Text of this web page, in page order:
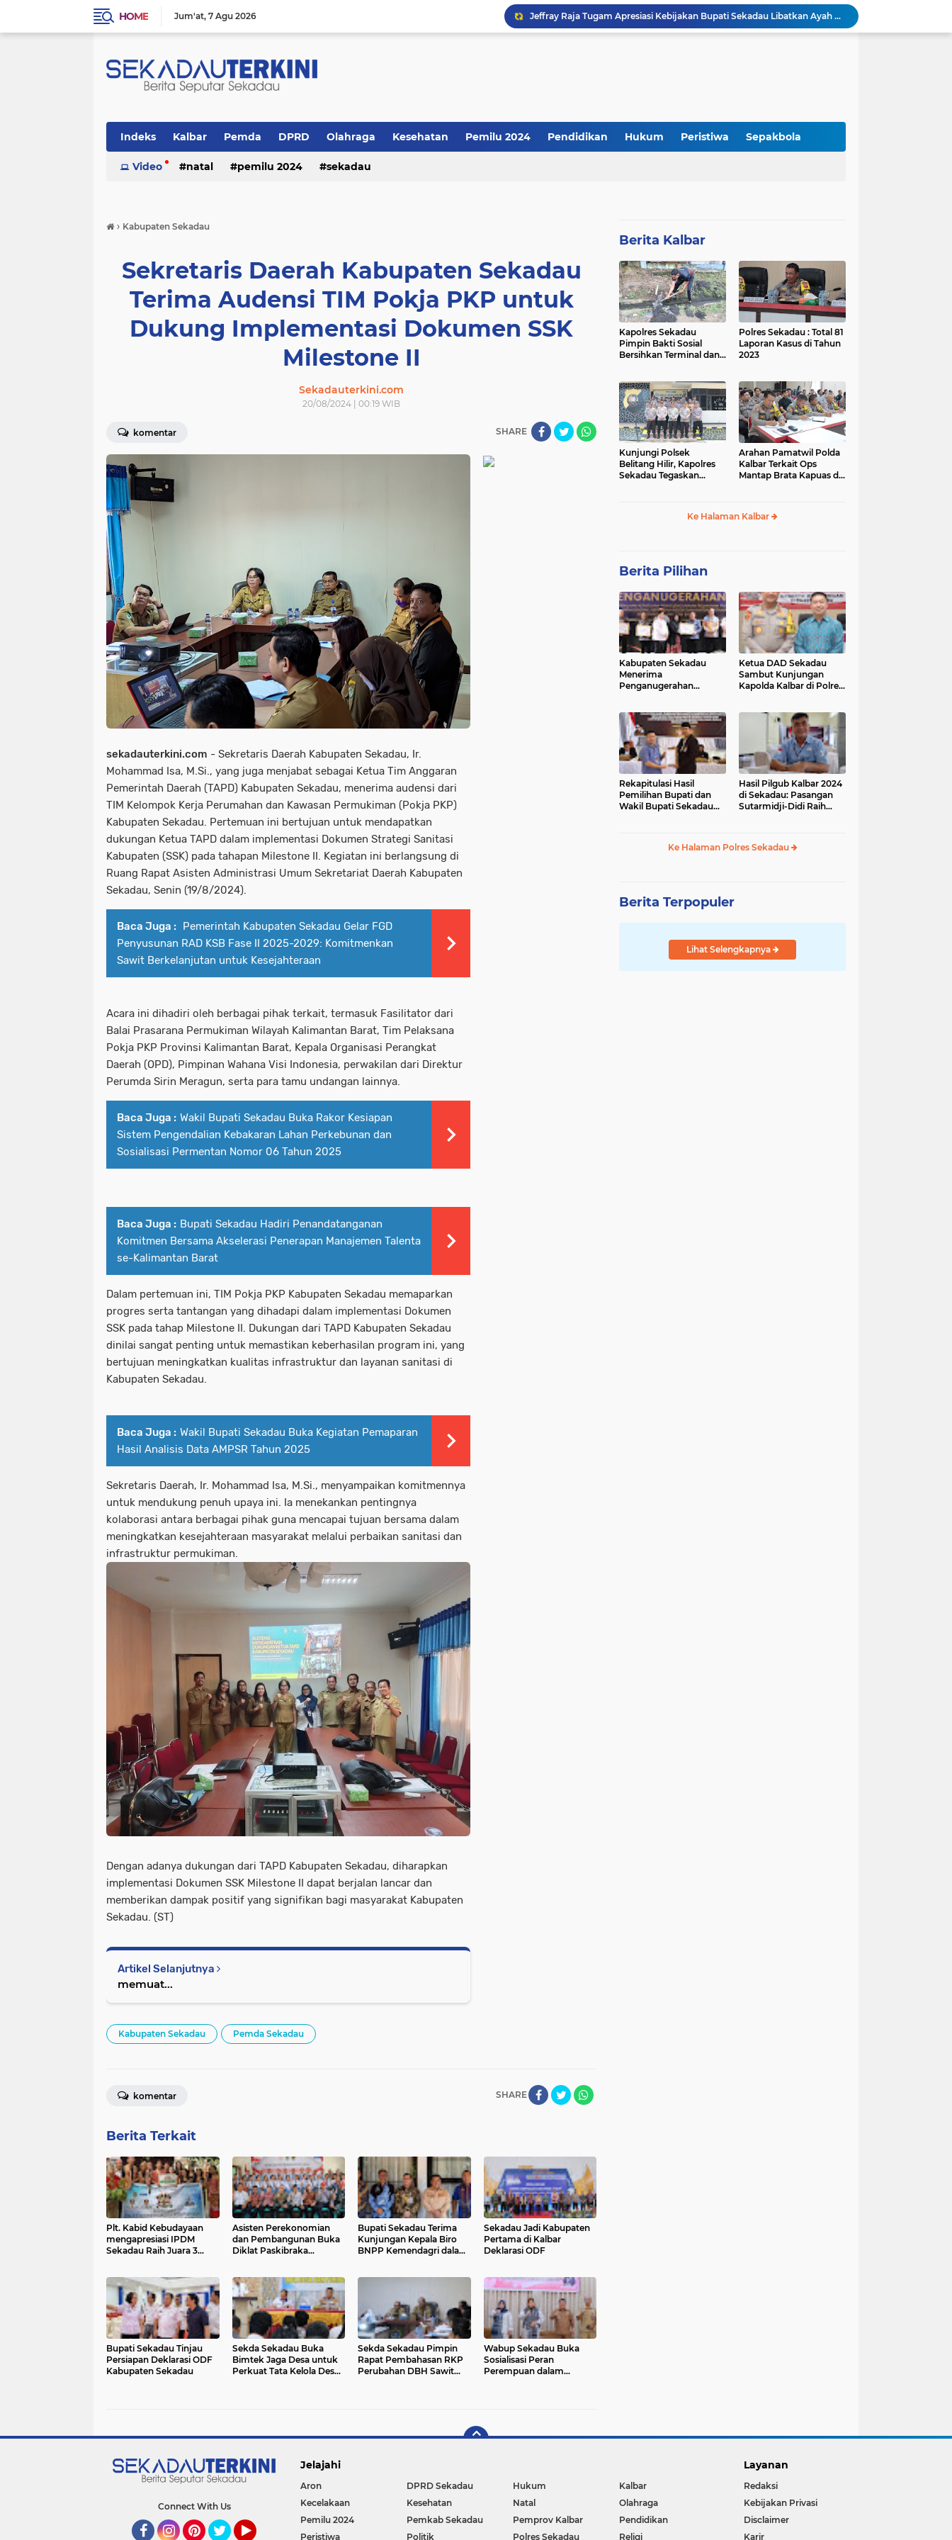
HOME Jum'at 7 Agu 2026
Jeffray Raja Tugam Apresiasi Kebijakan Bupati Sekadau Libatkan Ayah Antar Anak di Hari Pertama Sekolah
Refleksi: Ketika Pergantian Pemimpin Tidak Selalu Mengubah Arah Perjalanan
DPMPTSP Kabupaten Sekadau Gelar Sosialisasi dan Bimbingan Teknis OSS-RBA bagi Pelaku Usaha
Indeks Kalbar Pemda DPRD Olahraga Kesehatan Pemilu 2024 Pendidikan Hukum Peristiwa Sepakbola
Politik Religi
Video natal pemilu 2024 sekadau
› Kabupaten Sekadau
Sekretaris Daerah Kabupaten Sekadau
Terima Audensi TIM Pokja PKP untuk
Dukung Implementasi Dokumen SSK
Milestone II
Sekadauterkini.com
20/08/2024 | 00:19 WIB
komentar SHARE
sekadauterkini.com - Sekretaris Daerah Kabupaten Sekadau, Ir.
Mohammad Isa, M.Si., yang juga menjabat sebagai Ketua Tim Anggaran
Pemerintah Daerah (TAPD) Kabupaten Sekadau, menerima audensi dari
TIM Kelompok Kerja Perumahan dan Kawasan Permukiman (Pokja PKP)
Kabupaten Sekadau. Pertemuan ini bertujuan untuk mendapatkan
dukungan Ketua TAPD dalam implementasi Dokumen Strategi Sanitasi
Kabupaten (SSK) pada tahapan Milestone II. Kegiatan ini berlangsung di
Ruang Rapat Asisten Administrasi Umum Sekretariat Daerah Kabupaten
Sekadau, Senin (19/8/2024).
Baca Juga : Pemerintah Kabupaten Sekadau Gelar FGD
Penyusunan RAD KSB Fase II 2025-2029: Komitmenkan
Sawit Berkelanjutan untuk Kesejahteraan
Acara ini dihadiri oleh berbagai pihak terkait, termasuk Fasilitator dari
Balai Prasarana Permukiman Wilayah Kalimantan Barat, Tim Pelaksana
Pokja PKP Provinsi Kalimantan Barat, Kepala Organisasi Perangkat
Daerah (OPD), Pimpinan Wahana Visi Indonesia, perwakilan dari Direktur
Perumda Sirin Meragun, serta para tamu undangan lainnya.
Baca Juga : Wakil Bupati Sekadau Buka Rakor Kesiapan
Sistem Pengendalian Kebakaran Lahan Perkebunan dan
Sosialisasi Permentan Nomor 06 Tahun 2025
Baca Juga : Bupati Sekadau Hadiri Penandatanganan
Komitmen Bersama Akselerasi Penerapan Manajemen Talenta
se-Kalimantan Barat
Dalam pertemuan ini, TIM Pokja PKP Kabupaten Sekadau memaparkan
progres serta tantangan yang dihadapi dalam implementasi Dokumen
SSK pada tahap Milestone II. Dukungan dari TAPD Kabupaten Sekadau
dinilai sangat penting untuk memastikan keberhasilan program ini, yang
bertujuan meningkatkan kualitas infrastruktur dan layanan sanitasi di
Kabupaten Sekadau.
Baca Juga : Wakil Bupati Sekadau Buka Kegiatan Pemaparan
Hasil Analisis Data AMPSR Tahun 2025
Sekretaris Daerah, Ir. Mohammad Isa, M.Si., menyampaikan komitmennya
untuk mendukung penuh upaya ini. Ia menekankan pentingnya
kolaborasi antara berbagai pihak guna mencapai tujuan bersama dalam
meningkatkan kesejahteraan masyarakat melalui perbaikan sanitasi dan
infrastruktur permukiman.
Dengan adanya dukungan dari TAPD Kabupaten Sekadau, diharapkan
implementasi Dokumen SSK Milestone II dapat berjalan lancar dan
memberikan dampak positif yang signifikan bagi masyarakat Kabupaten
Sekadau. (ST)
Artikel Selanjutnya
memuat...
Kabupaten Sekadau Pemda Sekadau
SHARE
komentar
Berita Terkait
Plt. Kabid Kebudayaan
mengapresiasi IPDM
Sekadau Raih Juara 3
2025
Asisten Perekonomian
dan Pembangunan Buka
Diklat Paskibraka
Bupati Sekadau Terima
Kunjungan Kepala Biro
BNPP Kemendagri dalam
Sekadau Jadi Kabupaten
Pertama di Kalbar
Deklarasi ODF
Bupati Sekadau Tinjau
Persiapan Deklarasi ODF
Kabupaten Sekadau
Sekda Sekadau Buka
Bimtek Jaga Desa untuk
Perkuat Tata Kelola Desa
Sekda Sekadau Pimpin
Rapat Pembahasan RKP
Perubahan DBH Sawit
Wabup Sekadau Buka
Sosialisasi Peran
Perempuan dalam
Berita Kalbar
Kapolres Sekadau
Pimpin Bakti Sosial
Bersihkan Terminal dan
Polres Sekadau : Total 81
Laporan Kasus di Tahun
2023
Kunjungi Polsek
Belitang Hilir, Kapolres
Sekadau Tegaskan
Arahan Pamatwil Polda
Kalbar Terkait Ops
Mantap Brata Kapuas di
Ke Halaman Kalbar
Berita Pilihan
Kabupaten Sekadau
Menerima
Penganugerahan
Publik
Ketua DAD Sekadau
Sambut Kunjungan
Kapolda Kalbar di Polres
Rekapitulasi Hasil
Pemilihan Bupati dan
Wakil Bupati Sekadau
Hasil Pilgub Kalbar 2024
di Sekadau: Pasangan
Sutarmidji-Didi Raih
Ke Halaman Polres Sekadau
Berita Terpopuler
Lihat Selengkapnya
Connect With Us
Jelajahi
Aron DPRD Sekadau Hukum
Kalbar
Kecelakaan
Kesehatan Natal
Olahraga
Pemilu 2024
Pemkab Sekadau Pemprov Kalbar
Pendidikan
Peristiwa
Politik Polres Sekadau Religi
Layanan
Redaksi
Kebijakan Privasi
Disclaimer
Karir